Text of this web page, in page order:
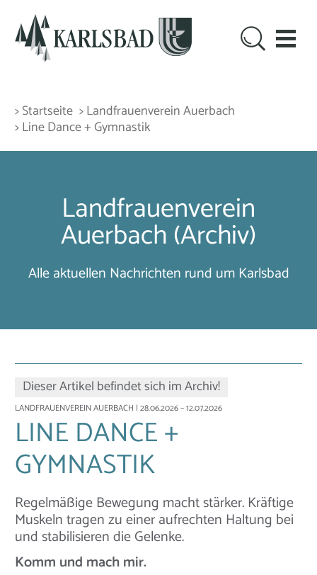
> Startseite > Landfrauenverein Auerbach
> Line Dance + Gymnastik
Landfrauenverein
Auerbach (Archiv)
Alle aktuellen Nachrichten rund um Karlsbad
Dieser Artikel befindet sich im Archiv!
LANDFRAUENVEREIN AUERBACH | 28.06.2026 – 12.07.2026
LINE DANCE +
GYMNASTIK
Regelmäßige Bewegung macht stärker. Kräftige
Muskeln tragen zu einer aufrechten Haltung bei
und stabilisieren die Gelenke.
Komm und mach mir.